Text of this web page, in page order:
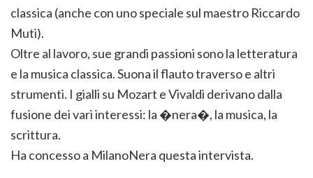
classica (anche con uno speciale sul maestro Riccardo
Muti).
Oltre al lavoro, sue grandi passioni sono la letteratura
e la musica classica. Suona il flauto traverso e altri
strumenti. I gialli su Mozart e Vivaldi derivano dalla
fusione dei vari interessi: la �nera�, la musica, la
scrittura.
Ha concesso a MilanoNera questa intervista.